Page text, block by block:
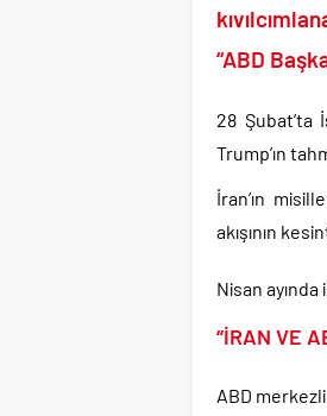
“ABD
28 Şubat’ta
Trump’ın
İran’ın
akışının
Nisan
“İRAN VE
ABD